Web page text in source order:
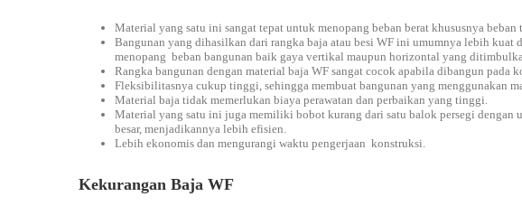
Material yang satu ini sangat tepat untuk menopang beban berat khususnya
Bangunan yang dihasilkan dari rangka baja atau besi WF ini umumnya lebih
menopang beban bangunan baik gaya vertikal maupun horizontal yang
Rangka bangunan dengan material baja WF sangat cocok apabila dibangun pada
Fleksibilitasnya cukup tinggi, sehingga membuat bangunan yang menggunakan
Material baja tidak memerlukan biaya perawatan dan perbaikan yang tinggi.
Material yang satu ini juga memiliki bobot kurang dari satu balok persegi dengan
besar, menjadikannya lebih efisien.
Lebih ekonomis dan mengurangi waktu pengerjaan konstruksi.
Kekurangan Baja WF